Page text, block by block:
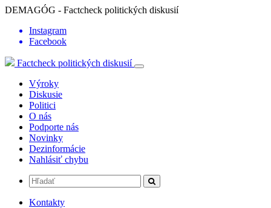
DEMAGÓG - Factcheck politických diskusií
Instagram
Facebook
Factcheck politických diskusií
Výroky
Diskusie
Politici
O nás
Podporte nás
Novinky
Dezinformácie
Nahlásiť chybu
Kontakty